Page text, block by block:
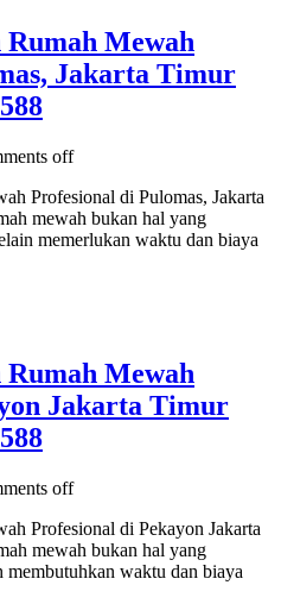
Mewah
Jakarta Timur
off
Profesional di Pulomas, Jakarta
mewah bukan hal yang
memerlukan waktu dan biaya
Mewah
Jakarta Timur
off
Profesional di Pekayon Jakarta
mewah bukan hal yang
membutuhkan waktu dan biaya